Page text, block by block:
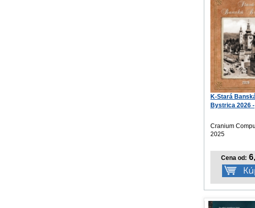
K-Stará
Bystrica 2026 -
Cranium
2025
Cena od: